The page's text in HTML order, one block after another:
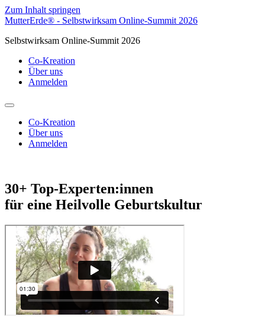
Zum Inhalt springen
MutterErde® - Selbstwirksam Online-Summit 2026
Selbstwirksam Online-Summit 2026
Co-Kreation
Über uns
Anmelden
Co-Kreation
Über uns
Anmelden
30+ Top-Experten:innen
für eine Heilvolle Geburtskultur